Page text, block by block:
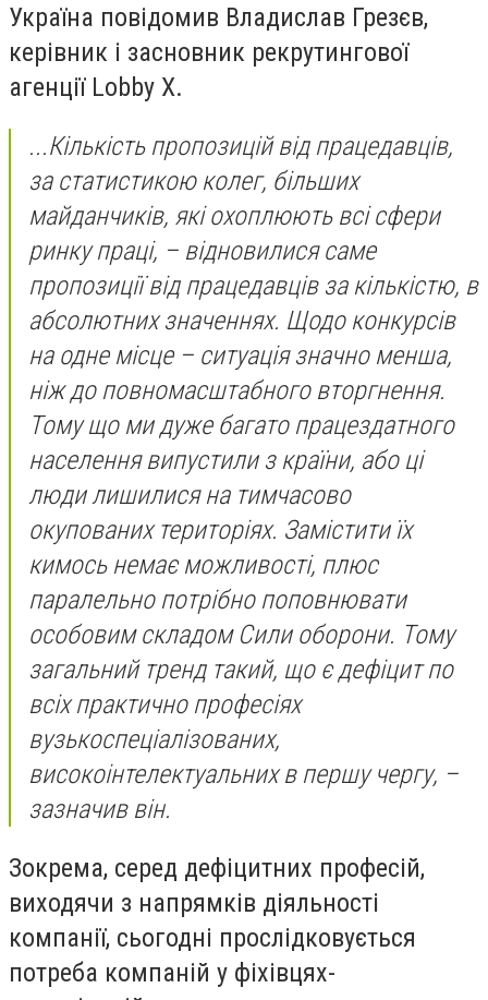
Україна повідомив Владислав Грезєв,
керівник і засновник рекрутингової
агенції Lobby X.
...Кількість пропозицій від працедавців,
за статистикою колег, більших
майданчиків, які охоплюють всі сфери
ринку праці, – відновилися саме
пропозиції від працедавців за кількістю, в
абсолютних значеннях. Щодо конкурсів
на одне місце – ситуація значно менша,
ніж до повномасштабного вторгнення.
Тому що ми дуже багато працездатного
населення випустили з країни, або ці
люди лишилися на тимчасово
окупованих територіях. Замістити їх
кимось немає можливості, плюс
паралельно потрібно поповнювати
особовим складом Сили оборони. Тому
загальний тренд такий, що є дефіцит по
всіх практично професіях
вузькоспеціалізованих,
високоінтелектуальних в першу чергу, –
зазначив він.
Зокрема, серед дефіцитних професій,
виходячи з напрямків діяльності
компанії, сьогодні прослідковується
потреба компаній у фіхівцях-